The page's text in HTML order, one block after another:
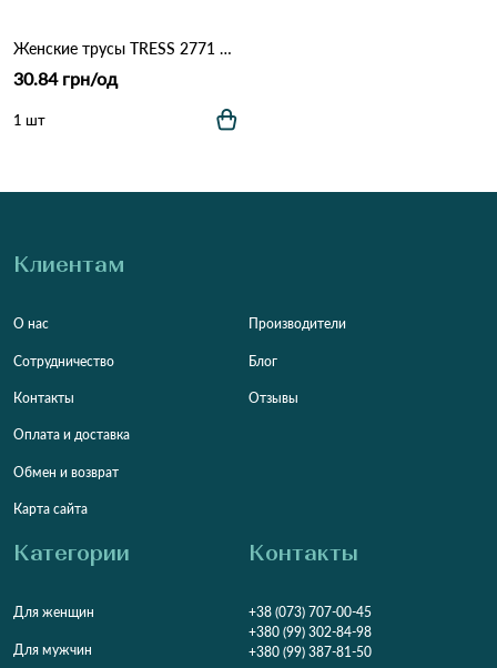
Женские трусы TRESS 2771 1а Различные цвета
30.84 грн/од
1 шт
Клиентам
О нас
Сотрудничество
Контакты
Оплата и доставка
Обмен и возврат
Карта сайта
Производители
Блог
Отзывы
Категории
Для женщин
Для мужчин
Контакты
+38 (073) 707-00-45
+380 (99) 302-84-98
+380 (99) 387-81-50